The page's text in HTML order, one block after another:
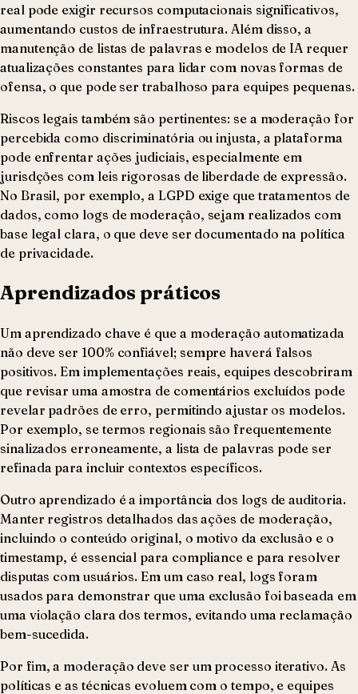
real pode exigir recursos computacionais significativos,
aumentando custos de infraestrutura. Além disso, a
manutenção de listas de palavras e modelos de IA requer
atualizações constantes para lidar com novas formas de
ofensa, o que pode ser trabalhoso para equipes pequenas.
Riscos legais também são pertinentes: se a moderação for
percebida como discriminatória ou injusta, a plataforma
pode enfrentar ações judiciais, especialmente em
jurisdções com leis rigorosas de liberdade de expressão.
No Brasil, por exemplo, a LGPD exige que tratamentos de
dados, como logs de moderação, sejam realizados com
base legal clara, o que deve ser documentado na política
de privacidade.
Aprendizados práticos
Um aprendizado chave é que a moderação automatizada
não deve ser 100% confiável; sempre haverá falsos
positivos. Em implementações reais, equipes descobriram
que revisar uma amostra de comentários excluídos pode
revelar padrões de erro, permitindo ajustar os modelos.
Por exemplo, se termos regionais são frequentemente
sinalizados erroneamente, a lista de palavras pode ser
refinada para incluir contextos específicos.
Outro aprendizado é a importância dos logs de auditoria.
Manter registros detalhados das ações de moderação,
incluindo o conteúdo original, o motivo da exclusão e o
timestamp, é essencial para compliance e para resolver
disputas com usuários. Em um caso real, logs foram
usados para demonstrar que uma exclusão foi baseada em
uma violação clara dos termos, evitando uma reclamação
bem-sucedida.
Por fim, a moderação deve ser um processo iterativo. As
políticas e as técnicas evoluem com o tempo, e equipes